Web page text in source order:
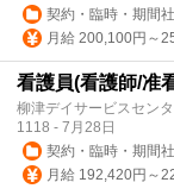
契約・臨時・期間
月給 200,100円～
看護員(看護師/准
柳津デイサービスセン
1118 - 7月28日
契約・臨時・期間
月給 192,420円～